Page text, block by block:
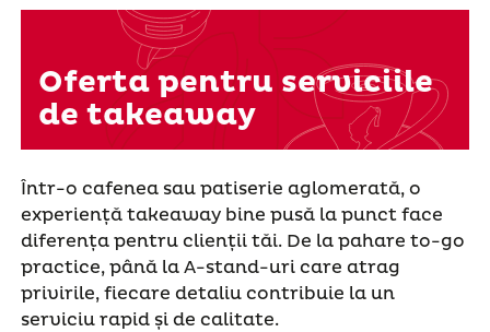
Într-o cafenea sau patiserie aglomerată, o
experiență takeaway bine pusă la punct face
diferența pentru clienții tăi. De la pahare to-go
practice, până la A-stand-uri care atrag
privirile, fiecare detaliu contribuie la un
serviciu rapid și de calitate.
Oferta pentru serviciile
de takeaway